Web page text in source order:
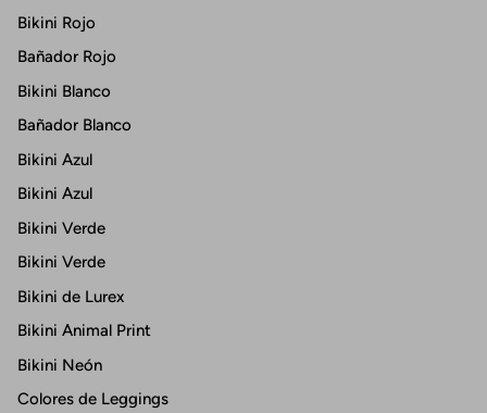
Bikini Rojo
Bañador Rojo
Bikini Blanco
Bañador Blanco
Bikini Azul
Bikini Azul
Bikini Verde
Bikini Verde
Bikini de Lurex
Bikini Animal Print
Bikini Neón
Colores de Leggings